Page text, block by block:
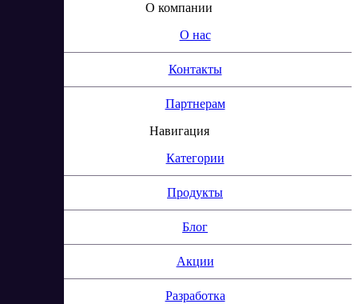
О компании
О нас
Контакты
Партнерам
Навигация
Категории
Продукты
Блог
Акции
Разработка